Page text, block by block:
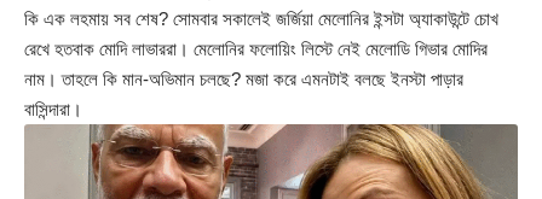
কি এক লহমায় সব শেষ? সোমবার সকালেই জর্জিয়া মেলোনির ইন্সটা অ্যাকাউন্টে চোখ
রেখে হতবাক মোদি লাভাররা। মেলোনির ফলোয়িং লিস্টে নেই মেলোডি গিভার মোদির
নাম। তাহলে কি মান-অভিমান চলছে? মজা করে এমনটাই বলছে ইনস্টা পাড়ার
বাসিন্দারা।